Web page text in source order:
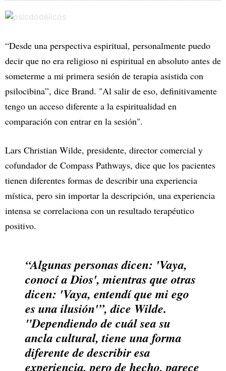
“Desde una perspectiva espiritual, personalmente puedo
decir que no era religioso ni espiritual en absoluto antes de
someterme a mi primera sesión de terapia asistida con
psilocibina”, dice Brand. "Al salir de eso, definitivamente
tengo un acceso diferente a la espiritualidad en
comparación con entrar en la sesión".
Lars Christian Wilde, presidente, director comercial y
cofundador de Compass Pathways, dice que los pacientes
tienen diferentes formas de describir una experiencia
mística, pero sin importar la descripción, una experiencia
intensa se correlaciona con un resultado terapéutico
positivo.
“Algunas personas dicen: 'Vaya,
conocí a Dios', mientras que otras
dicen: 'Vaya, entendí que mi ego
es una ilusión'”, dice Wilde.
"Dependiendo de cuál sea su
ancla cultural, tiene una forma
diferente de describir esa
experiencia, pero de hecho, parece